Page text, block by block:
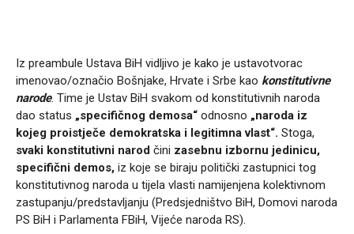
Iz preambule Ustava BiH vidljivo je kako je ustavotvorac
imenovao/označio Bošnjake, Hrvate i Srbe kao konstitutivne
narode. Time je Ustav BiH svakom od konstitutivnih naroda
dao status „specifičnog demosa“ odnosno „naroda iz
kojeg proistječe demokratska i legitimna vlast“. Stoga,
svaki konstitutivni narod čini zasebnu izbornu jedinicu,
specifični demos, iz koje se biraju politički zastupnici tog
konstitutivnog naroda u tijela vlasti namijenjena kolektivnom
zastupanju/predstavljanju (Predsjedništvo BiH, Domovi naroda
PS BiH i Parlamenta FBiH, Vijeće naroda RS).